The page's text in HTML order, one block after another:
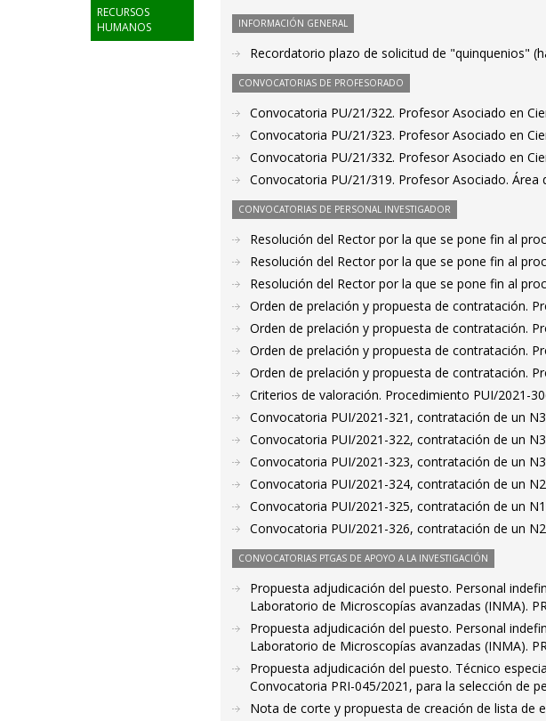
RECURSOS
HUMANOS
INFORMACIÓN GENERAL
Recordatorio plazo de solicitud de "quinquenios"
CONVOCATORIAS DE PROFESORADO
Convocatoria PU/21/322. Profesor Asociado en
Convocatoria PU/21/323. Profesor Asociado en
Convocatoria PU/21/332. Profesor Asociado en
Convocatoria PU/21/319. Profesor Asociado. Área
CONVOCATORIAS DE PERSONAL INVESTIGADOR
Resolución del Rector por la que se pone fin al
Resolución del Rector por la que se pone fin al
Resolución del Rector por la que se pone fin al
Orden de prelación y propuesta de contratación.
Orden de prelación y propuesta de contratación.
Orden de prelación y propuesta de contratación.
Orden de prelación y propuesta de contratación.
Criterios de valoración. Procedimiento PUI/2021-
Convocatoria PUI/2021-321, contratación de un
Convocatoria PUI/2021-322, contratación de un
Convocatoria PUI/2021-323, contratación de un
Convocatoria PUI/2021-324, contratación de un
Convocatoria PUI/2021-325, contratación de un
Convocatoria PUI/2021-326, contratación de un
CONVOCATORIAS PTGAS DE APOYO A LA INVESTIGACIÓN
Propuesta adjudicación del puesto. Personal
Laboratorio de Microscopías avanzadas (INMA).
Propuesta adjudicación del puesto. Personal
Laboratorio de Microscopías avanzadas (INMA).
Propuesta adjudicación del puesto. Técnico
Convocatoria PRI-045/2021, para la selección de
Nota de corte y propuesta de creación de lista de